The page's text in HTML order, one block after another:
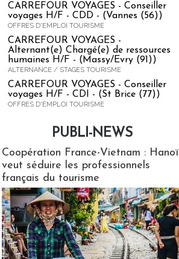
CARREFOUR VOYAGES - Conseiller
voyages H/F - CDD - (Vannes (56))
OFFRES D'EMPLOI TOURISME
CARREFOUR VOYAGES -
Alternant(e) Chargé(e) de ressources
humaines H/F - (Massy/Evry (91))
ALTERNANCE / STAGES TOURISME
CARREFOUR VOYAGES - Conseiller
voyages H/F - CDI - (St Brice (77))
OFFRES D'EMPLOI TOURISME
PUBLI-NEWS
Coopération France-Vietnam : Hanoï
veut séduire les professionnels
français du tourisme